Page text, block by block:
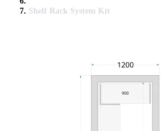
Shelf Rack System Kit